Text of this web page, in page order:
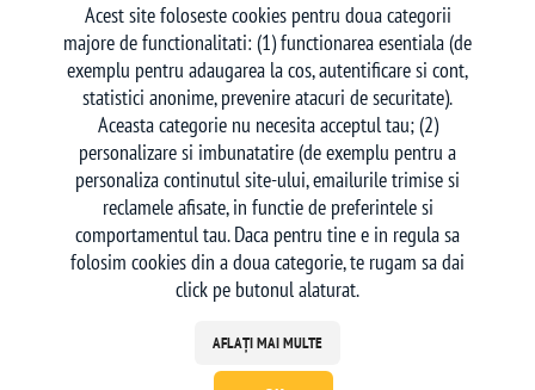
Serviciu clienți
Urmăriți-ne
Acest site foloseste cookies pentru doua categorii
majore de functionalitati: (1) functionarea esentiala (de
exemplu pentru adaugarea la cos, autentificare si cont,
statistici anonime, prevenire atacuri de securitate).
Aceasta categorie nu necesita acceptul tau; (2)
personalizare si imbunatatire (de exemplu pentru a
personaliza continutul site-ului, emailurile trimise si
reclamele afisate, in functie de preferintele si
comportamentul tau. Daca pentru tine e in regula sa
folosim cookies din a doua categorie, te rugam sa dai
click pe butonul alaturat.
AFLAȚI MAI MULTE